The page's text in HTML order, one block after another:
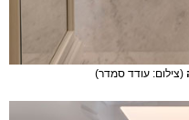
(צילום: עודד סמדר)